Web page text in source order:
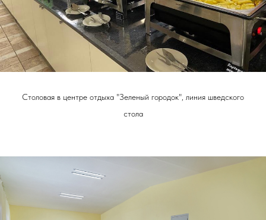
Столовая в центре отдыха "Зеленый городок", линия шведского
стола